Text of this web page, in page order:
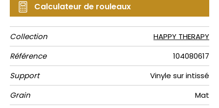
Calculateur de rouleaux
Collection
HAPPY THERAPY
Référence
104080617
Support
Vinyle sur intissé
Grain
Mat